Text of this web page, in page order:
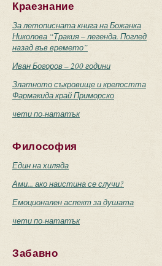
Краезнание
За летописната книга на Божанка
Николова “Тракия – легенда. Поглед
назад във времето”
Иван Богоров – 200 години
Златното съкровище и крепостта
Фармакида край Приморско
чети по-нататък
Философия
Един на хиляда
Ами... ако наистина се случи?
Емоционален аспект за душата
чети по-нататък
Забавно